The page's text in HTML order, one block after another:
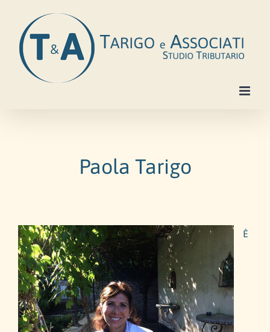
contenuto
Paola Tarigo
È